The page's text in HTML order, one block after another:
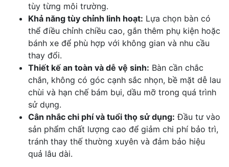
tùy từng môi trường.
Khả năng tùy chỉnh linh hoạt: Lựa chọn bàn có
thể điều chỉnh chiều cao, gắn thêm phụ kiện hoặc
bánh xe để phù hợp với không gian và nhu cầu
thay đổi.
Thiết kế an toàn và dễ vệ sinh: Bàn cần chắc
chắn, không có góc cạnh sắc nhọn, bề mặt dễ lau
chùi và hạn chế bám bụi, dầu mỡ trong quá trình
sử dụng.
Cân nhắc chi phí và tuổi thọ sử dụng: Đầu tư vào
sản phẩm chất lượng cao để giảm chi phí bảo trì,
tránh thay thế thường xuyên và đảm bảo hiệu
quả lâu dài.